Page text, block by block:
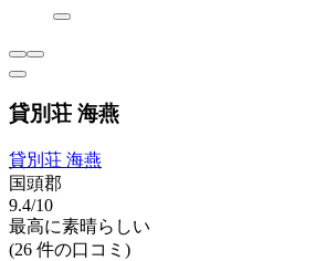
貸別荘 海燕
貸別荘 海燕
国頭郡
9.4/10
最高に素晴らしい
(26 件の口コミ)